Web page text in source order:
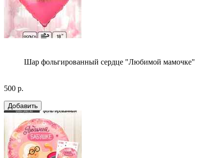
Шар фольгированный сердце "Любимой мамочке"
500 р.